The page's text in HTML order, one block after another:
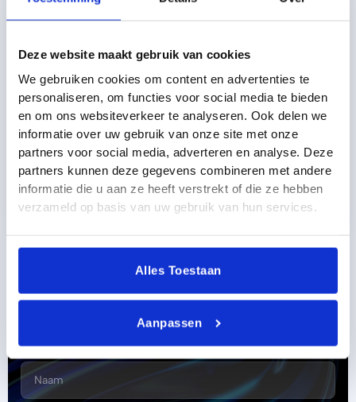
Deze website maakt gebruik van cookies
We gebruiken cookies om content en advertenties te
personaliseren, om functies voor social media te bieden
en om ons websiteverkeer te analyseren. Ook delen we
informatie over uw gebruik van onze site met onze
partners voor social media, adverteren en analyse. Deze
partners kunnen deze gegevens combineren met andere
informatie die u aan ze heeft verstrekt of die ze hebben
verzameld op basis van uw gebruik van hun services.
Alles Toestaan
Aanpassen
Meer uit jouw online zichtbaarheid
halen?
Laat dan je gegevens achter!
Naam
Naast een enorme mooie dosis gezelligheid brengt 24 uur
interessante ondernemers voor E-Expansion om mee in
contact te komen. Verschillende contacten om mee te
kunnen sparren en te kunnen brainstormen kunnen wellicht
ook leiden naar mooie samenwerkingen met diverse
bedrijven in de regio. Wij zijn als E-Expansion dan ook erg
blij met deze samenwerking en kijken uit naar de vele
mooie bijeenkomsten samen en naar alle andere kansen
die dit voor E-Expansion kan gaan brengen.